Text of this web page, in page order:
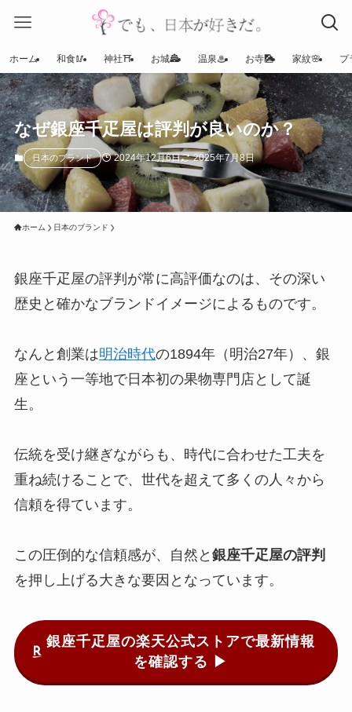
ホーム 和食🥢 神社⛩ お城🏯 温泉♨ お寺🎑 家紋🌸 プ
なぜ銀座千疋屋は評判が良いのか？
日本のブランド 2024年12月6日 2025年7月8日
ホーム 日本のブランド
銀座千疋屋の評判が常に高評価なのは、その深い
歴史と確かなブランドイメージによるものです。
なんと創業は明治時代の1894年（明治27年）、銀
座という一等地で日本初の果物専門店として誕
生。
伝統を受け継ぎながらも、時代に合わせた工夫を
重ね続けることで、世代を超えて多くの人々から
信頼を得ています。
この圧倒的な信頼感が、自然と 銀座千疋屋の評判
を押し上げる大きな要因となっています。
銀座千疋屋の楽天公式ストアで最新情報
を確認する ▶